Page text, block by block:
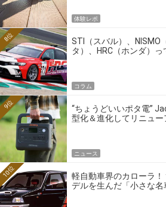
体験レポ
STI（スバル）、NISMO
タ）、HRC（ホンダ）
8位
コラム
“ちょうどいいポタ電”
型化＆進化してリニュー
9位
ニュース
軽自動車界のカローラ
デルを生んだ「小さな
10位